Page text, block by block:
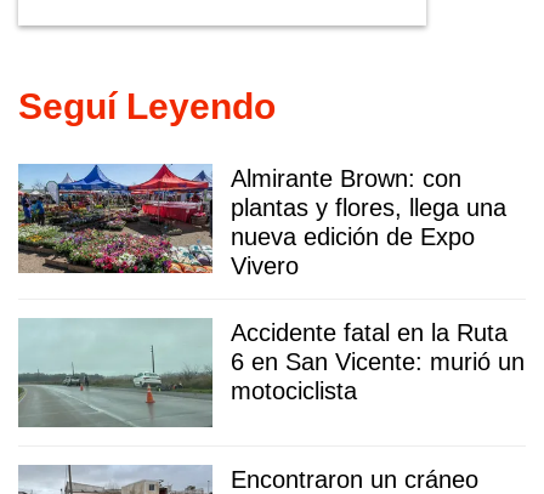
Seguí Leyendo
Almirante Brown: con
plantas y flores, llega una
nueva edición de Expo
Vivero
Accidente fatal en la Ruta
6 en San Vicente: murió un
motociclista
Encontraron un cráneo